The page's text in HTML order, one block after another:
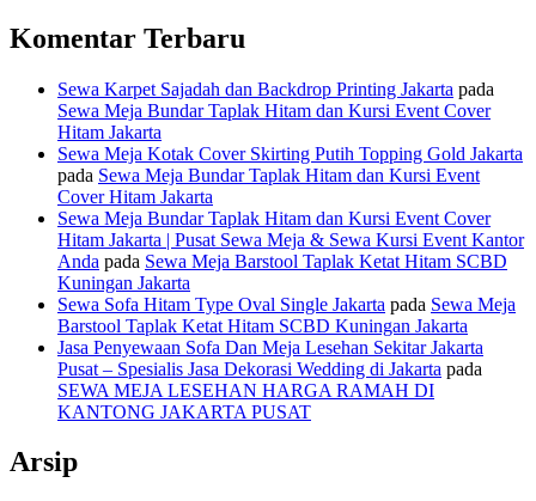
Komentar Terbaru
Sewa Karpet Sajadah dan Backdrop Printing Jakarta pada
Sewa Meja Bundar Taplak Hitam dan Kursi Event Cover
Hitam Jakarta
Sewa Meja Kotak Cover Skirting Putih Topping Gold Jakarta
pada Sewa Meja Bundar Taplak Hitam dan Kursi Event
Cover Hitam Jakarta
Sewa Meja Bundar Taplak Hitam dan Kursi Event Cover
Hitam Jakarta | Pusat Sewa Meja & Sewa Kursi Event Kantor
Anda pada Sewa Meja Barstool Taplak Ketat Hitam SCBD
Kuningan Jakarta
Sewa Sofa Hitam Type Oval Single Jakarta pada Sewa Meja
Barstool Taplak Ketat Hitam SCBD Kuningan Jakarta
Jasa Penyewaan Sofa Dan Meja Lesehan Sekitar Jakarta
Pusat – Spesialis Jasa Dekorasi Wedding di Jakarta pada
SEWA MEJA LESEHAN HARGA RAMAH DI
KANTONG JAKARTA PUSAT
Arsip